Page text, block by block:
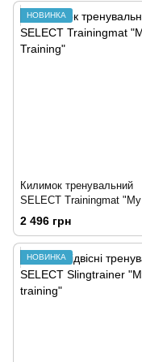
НОВИНКА
Килимок тренувальний
SELECT Trainingmat "My
Training"
2 496 грн
НОВИНКА